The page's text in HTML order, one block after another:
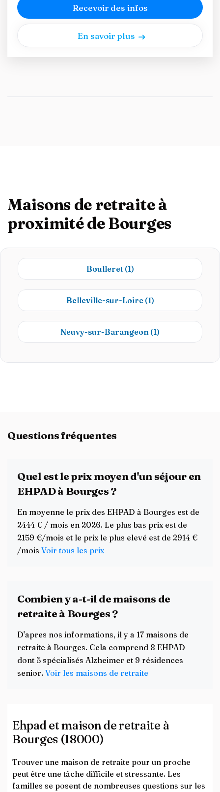
Recevoir des infos
En savoir plus
Maisons de retraite à
proximité de Bourges
Boulleret (1)
Belleville-sur-Loire (1)
Neuvy-sur-Barangeon (1)
Questions fréquentes
Quel est le prix moyen d'un séjour en
EHPAD à Bourges ?
En moyenne le prix des EHPAD à Bourges est de
2444 € / mois en 2026. Le plus bas prix est de
2159 €/mois et le prix le plus elevé est de 2914 €
/mois Voir tous les prix
Combien y a-t-il de maisons de
retraite à Bourges ?
D'apres nos informations, il y a 17 maisons de
retraite à Bourges. Cela comprend 8 EHPAD
dont 5 spécialisés Alzheimer et 9 résidences
senior. Voir les maisons de retraite
Ehpad et maison de retraite à
Bourges (18000)
Trouver une maison de retraite pour un proche
peut être une tâche difficile et stressante. Les
familles se posent de nombreuses questions sur les